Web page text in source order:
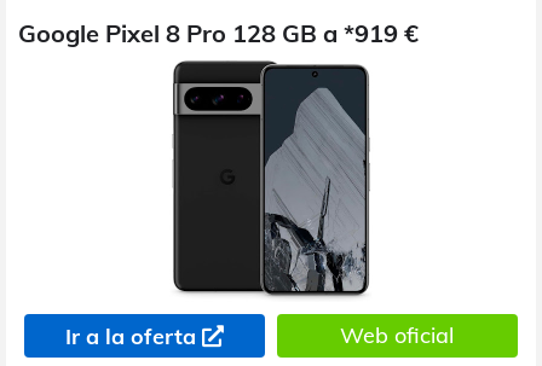
Google Pixel 8 Pro 128 GB a *919 €
Ir a la oferta Web oficial